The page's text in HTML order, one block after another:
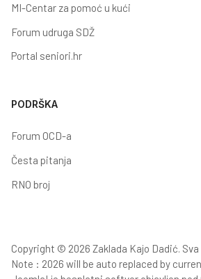
MI-Centar za pomoć u kući
Forum udruga SDŽ
Portal seniori.hr
PODRŠKA
Forum OCD-a
Česta pitanja
RNO broj
Copyright © 2026 Zaklada Kajo Dadić. Sva
Note : 2026 will be auto replaced by